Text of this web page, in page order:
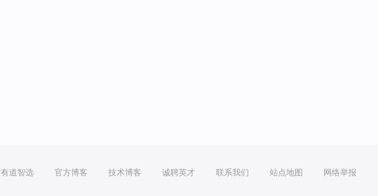
有道智选 官方博客 技术博客 诚聘英才 联系我们 站点地图 网络举报